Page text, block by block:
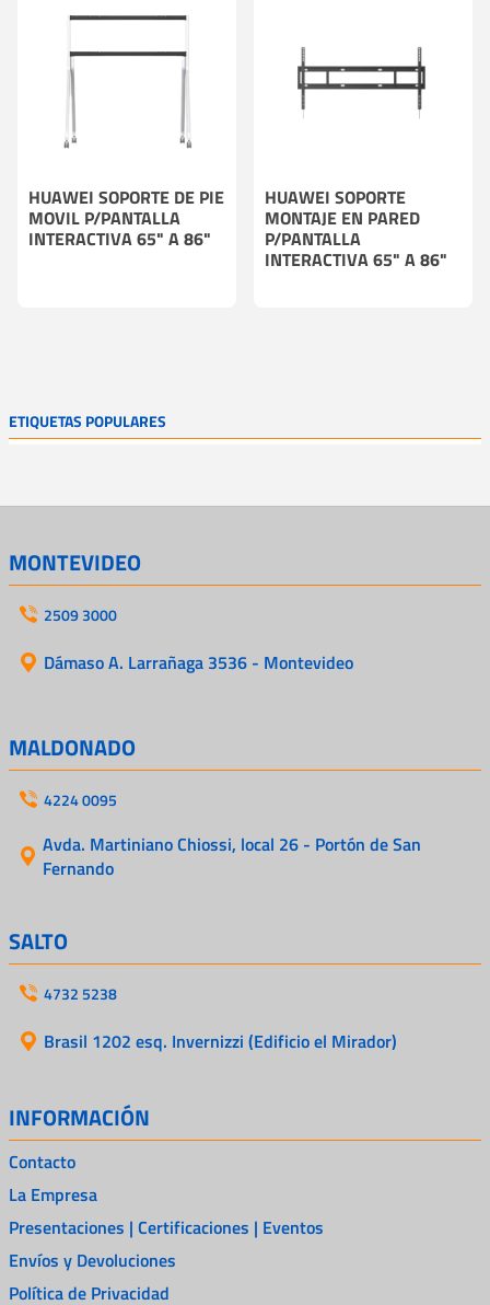
HUAWEI SOPORTE DE PIE
MOVIL P/PANTALLA
INTERACTIVA 65" A 86"
HUAWEI SOPORTE
MONTAJE EN PARED
P/PANTALLA
INTERACTIVA 65" A 86"
ETIQUETAS POPULARES
MONTEVIDEO
2509 3000
Dámaso A. Larrañaga 3536 - Montevideo
MALDONADO
4224 0095
Avda. Martiniano Chiossi, local 26 - Portón de San
Fernando
SALTO
4732 5238
Brasil 1202 esq. Invernizzi (Edificio el Mirador)
INFORMACIÓN
Contacto
La Empresa
Presentaciones | Certificaciones | Eventos
Envíos y Devoluciones
Política de Privacidad